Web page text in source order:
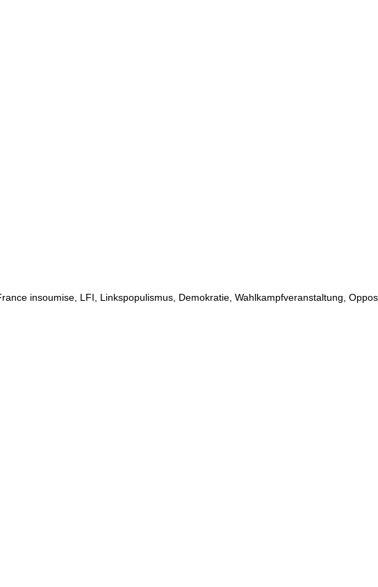
insoumise, LFI, Linkspopulismus, Demokratie, Wahlkampfveranstaltung,